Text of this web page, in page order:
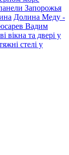
Запорожья
Долина Меду -
Вадим
вікна та двері у
стелі у